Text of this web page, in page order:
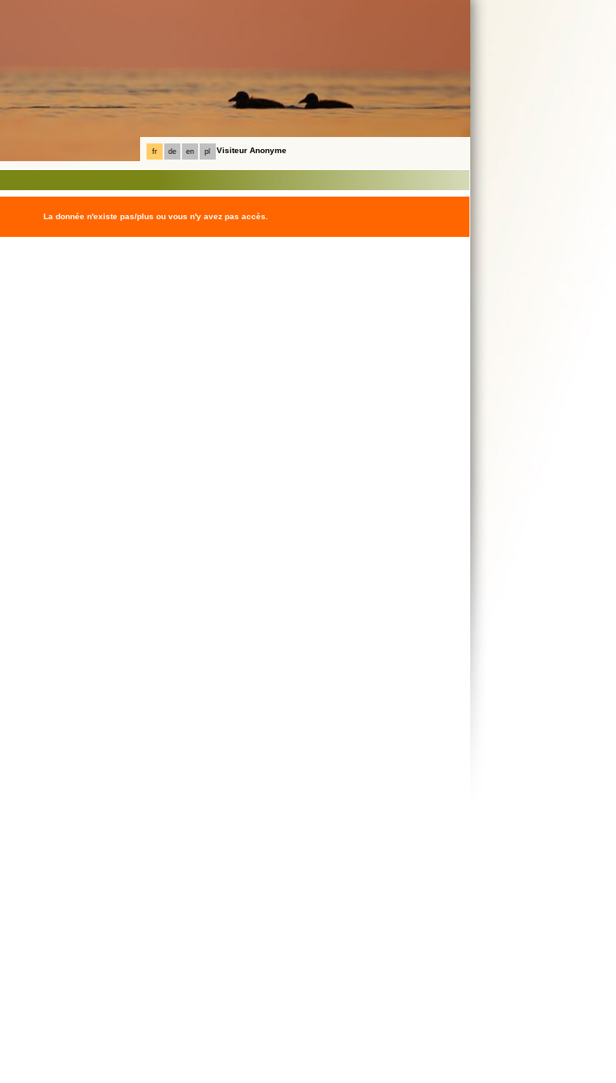
fr de en pl Visiteur Anonyme
La donnée n'existe pas/plus ou vous n'y avez pas accès.